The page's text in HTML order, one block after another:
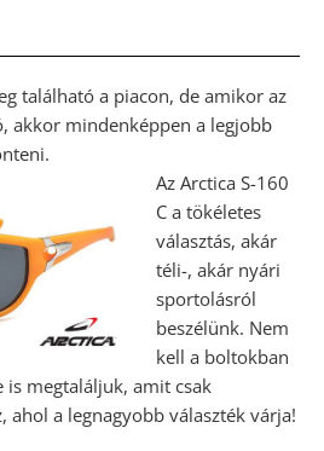
található a piacon, de amikor az
akkor mindenképpen a legjobb
Az Arctica S-160
C a tökéletes
választás, akár
téli-, akár nyári
sportolásról
beszélünk. Nem
kell a boltokban
megtaláljuk, amit csak
ahol a legnagyobb választék várja!